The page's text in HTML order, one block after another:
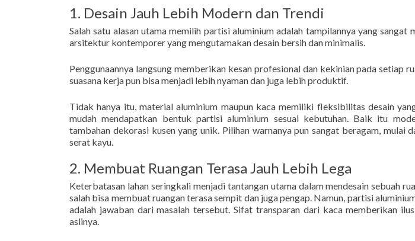
1. Desain Jauh Lebih Modern dan Trendi
Salah satu alasan utama memilih partisi aluminium adalah tampilannya yang
arsitektur kontemporer yang mengutamakan desain bersih dan minimalis.
Penggunaannya langsung memberikan kesan profesional dan kekinian pada setiap
suasana kerja pun bisa menjadi lebih nyaman dan juga lebih produktif.
Tidak hanya itu, material aluminium maupun kaca memiliki fleksibilitas desain
mudah mendapatkan bentuk partisi aluminium sesuai kebutuhan. Baik itu
tambahan dekorasi kusen yang unik. Pilihan warnanya pun sangat beragam, mulai
serat kayu.
2. Membuat Ruangan Terasa Jauh Lebih Lega
Keterbatasan lahan seringkali menjadi tantangan utama dalam mendesain sebuah
salah bisa membuat ruangan terasa sempit dan juga pengap. Namun, partisi
adalah jawaban dari masalah tersebut. Sifat transparan dari kaca memberikan
aslinya.